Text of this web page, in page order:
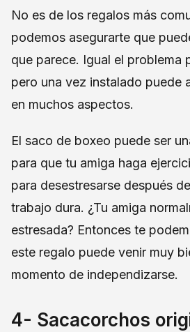
No es de los regalos más
podemos asegurarte que
que parece. Igual el problema
pero una vez instalado puede
en muchos aspectos.
El saco de boxeo puede ser
para que tu amiga haga
para desestresarse después
trabajo dura. ¿Tu amiga
estresada? Entonces te
este regalo puede venir muy
momento de independizarse.
4- Sacacorchos